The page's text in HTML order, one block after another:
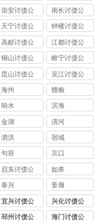
司
司
崇安讨债公
司
南长讨债公
司
天宁讨债公
司
钟楼讨债公
司
高邮讨债公
司
江都讨债公
司
铜山讨债公
司
睢宁讨债公
司
昆山讨债公
司
吴江讨债公
司
海州 赣榆
响水 滨海
金湖 清河
泗洪 宿城
句容 京口
启东讨债公
司
如皋
泰兴 姜堰
宜兴讨债公
司
兴化讨债公
司
邳州讨债公
海门讨债公